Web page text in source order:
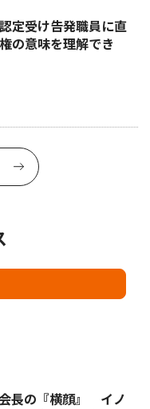
定受け告発職員に直
の意味を理解でき
長の『横顔』 イノ